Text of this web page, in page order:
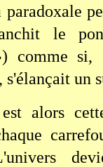
paradoxale
le
comme si,
s'élançait un
alors